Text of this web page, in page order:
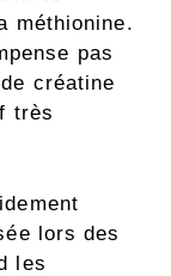
méthionine.
pas
créatine
très
lors des
les